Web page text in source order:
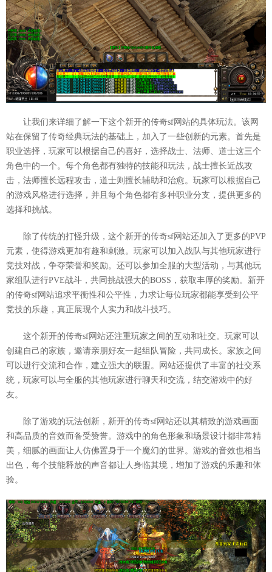
让我们来详细了解一下这个新开的传奇sf网站的具体玩法。该网
站在保留了传奇经典玩法的基础上，加入了一些创新的元素。首先是
职业选择，玩家可以根据自己的喜好，选择战士、法师、道士这三个
角色中的一个。每个角色都有独特的技能和玩法，战士擅长近战攻
击，法师擅长远程攻击，道士则擅长辅助和治愈。玩家可以根据自己
的游戏风格进行选择，并且每个角色都有多种职业分支，提供更多的
选择和挑战。
除了传统的打怪升级，这个新开的传奇sf网站还加入了更多的PVP
元素，使得游戏更加有趣和刺激。玩家可以加入战队与其他玩家进行
竞技对战，争夺荣誉和奖励。还可以参加全服的大型活动，与其他玩
家组队进行PVE战斗，共同挑战强大的BOSS，获取丰厚的奖励。新开
的传奇sf网站追求平衡性和公平性，力求让每位玩家都能享受到公平
竞技的乐趣，真正展现个人实力和战斗技巧。
这个新开的传奇sf网站还注重玩家之间的互动和社交。玩家可以
创建自己的家族，邀请亲朋好友一起组队冒险，共同成长。家族之间
可以进行交流和合作，建立强大的联盟。网站还提供了丰富的社交系
统，玩家可以与全服的其他玩家进行聊天和交流，结交游戏中的好
友。
除了游戏的玩法创新，新开的传奇sf网站还以其精致的游戏画面
和高品质的音效而备受赞誉。游戏中的角色形象和场景设计都非常精
美，细腻的画面让人仿佛置身于一个魔幻的世界。游戏的音效也相当
出色，每个技能释放的声音都让人身临其境，增加了游戏的乐趣和体
验。